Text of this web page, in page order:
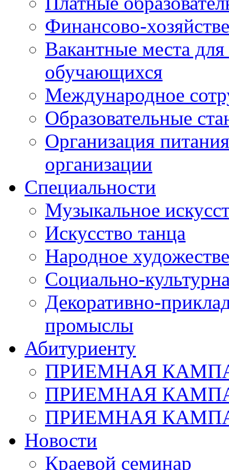
Финансово-
Вакантные места
обучающихся
Международное
Образовательные
Организация
организации
Специальности
Музыкальное
Искусство танца
Народное
Социально-
Декоративно-
промыслы
Абитуриенту
ПРИЕМНАЯ
ПРИЕМНАЯ
ПРИЕМНАЯ
Новости
Краевой семинар